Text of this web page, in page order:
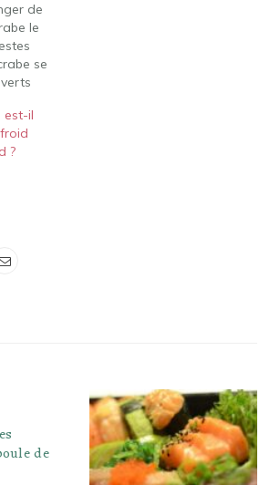
de
le
se
au
à
est-il
?
de